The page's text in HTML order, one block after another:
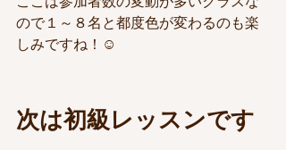
ので１～８名と都度色が変わるのも楽
しみですね！☺️
次は初級レッスンです